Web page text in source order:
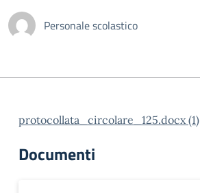
Personale scolastico
protocollata_circolare_125.docx (1)
Documenti